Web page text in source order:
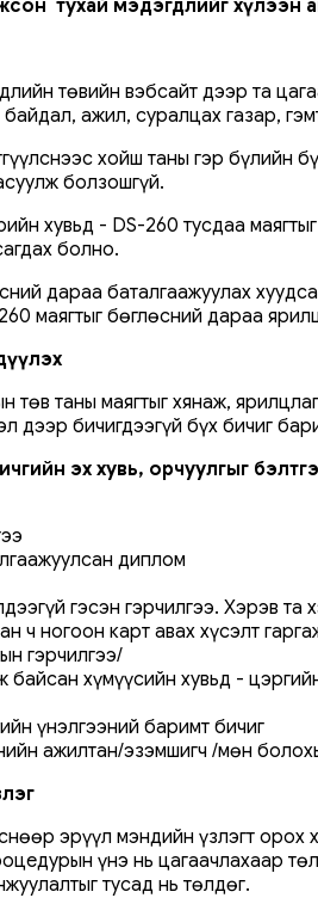
тухай мэдэгдлийг хүлээн
төвийн вэбсайт дээр та
ажил, суралцах газар,
хойш таны гэр бүлийн
болзошгүй.
хувьд - DS-260 тусдаа
болно.
дараа баталгаажуулах
маягтыг бөглөсний дараа
төв таны маягтыг хянаж,
дээр бичигдээгүй бүх бичиг
эх хувь, орчуулгыг
диплом
гэсэн гэрчилгээ. Хэрэв
ч ногоон карт авах хүсэлт
гэрчилгээ/
хүмүүсийн хувьд -
үнэлгээний баримт бичиг
ажилтан/эзэмшигч /мөн
эрүүл мэндийн үзлэгт орох
үнэ нь цагаачлахаар
тусад нь төлдөг.